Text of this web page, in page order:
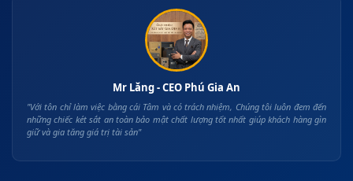
Mr Lăng - CEO Phú Gia An
"Với tôn chỉ làm việc bằng cái Tâm và có trách nhiệm, Chúng tôi luôn đem đến
những chiếc két sắt an toàn bảo mật chất lượng tốt nhất giúp khách hàng gìn
giữ và gia tăng giá trị tài sản"